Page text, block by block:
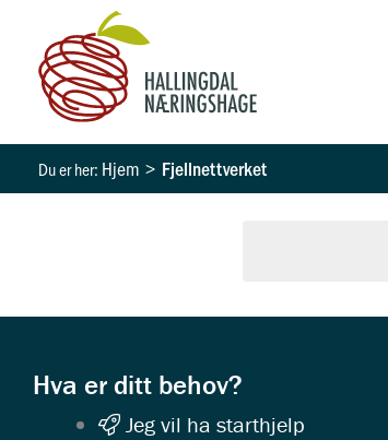
innholdet
Hjem Fjellnettverket
Hva er ditt behov?
Jeg vil ha starthjelp